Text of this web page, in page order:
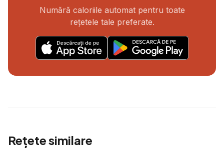
Numără caloriile automat pentru toate
rețetele tale preferate.
Rețete similare